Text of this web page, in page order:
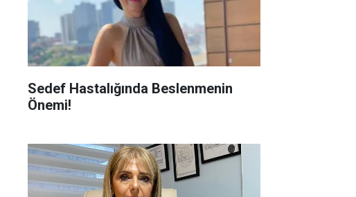
Sedef Hastalığında Beslenmenin
Önemi!